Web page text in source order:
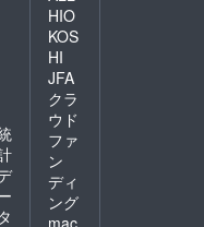
タ
HIO
KOS
HI
JFA
クラ
ウド
ファ
ン
ディ
ング
mac